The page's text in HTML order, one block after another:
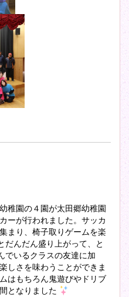
稚園の４園が太田郷幼稚園
ーが行われました。サッカ
まり、椅子取りゲームを楽
だんだん盛り上がって、と
でいるクラスの友達に加
しさを味わうことができま
はもちろん鬼遊びやドリブ
となりました